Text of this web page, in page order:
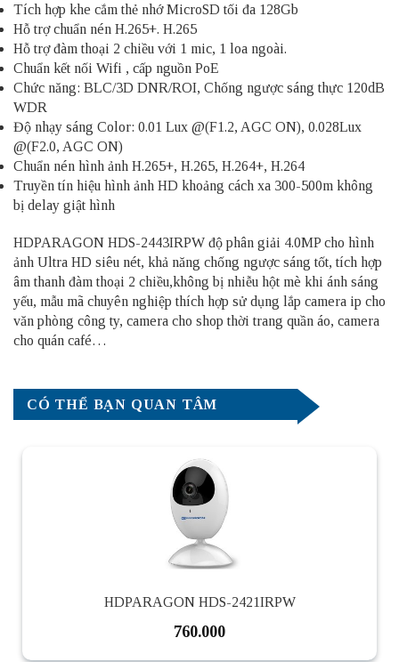
Tích hợp khe cắm thẻ nhớ MicroSD tối đa 128Gb
Hỗ trợ chuẩn nén H.265+. H.265
Hỗ trợ đàm thoại 2 chiều với 1 mic, 1 loa ngoài.
Chuẩn kết nối Wifi , cấp nguồn PoE
Chức năng: BLC/3D DNR/ROI, Chống ngược sáng thực 120dB
WDR
Độ nhạy sáng Color: 0.01 Lux @(F1.2, AGC ON), 0.028Lux
@(F2.0, AGC ON)
Chuẩn nén hình ảnh H.265+, H.265, H.264+, H.264
Truyền tín hiệu hình ảnh HD khoảng cách xa 300-500m không
bị delay giật hình
HDPARAGON HDS-2443IRPW độ phân giải 4.0MP cho hình
ảnh Ultra HD siêu nét, khả năng chống ngược sáng tốt, tích hợp
âm thanh đàm thoại 2 chiều,không bị nhiễu hột mè khi ánh sáng
yếu, mẫu mã chuyên nghiệp thích hợp sử dụng lắp camera ip cho
văn phòng công ty, camera cho shop thời trang quần áo, camera
cho quán café…
CÓ THỂ BẠN QUAN TÂM
HDPARAGON HDS-2421IRPW
760.000